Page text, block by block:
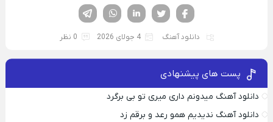
لینکدین تویتر
فیسوک
دانلود آهنگ 4 جولای 2026 0 نظر
پست های پیشنهادی
دانلود آهنگ میدونم داری میری تو بی برگرد
دانلود آهنگ ندیدیم همو رعد و برقم زد